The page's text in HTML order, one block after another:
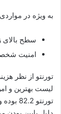
به ویژه در
سطح بالای
امنیت
تورنتو از نظر
لیست بهترین و